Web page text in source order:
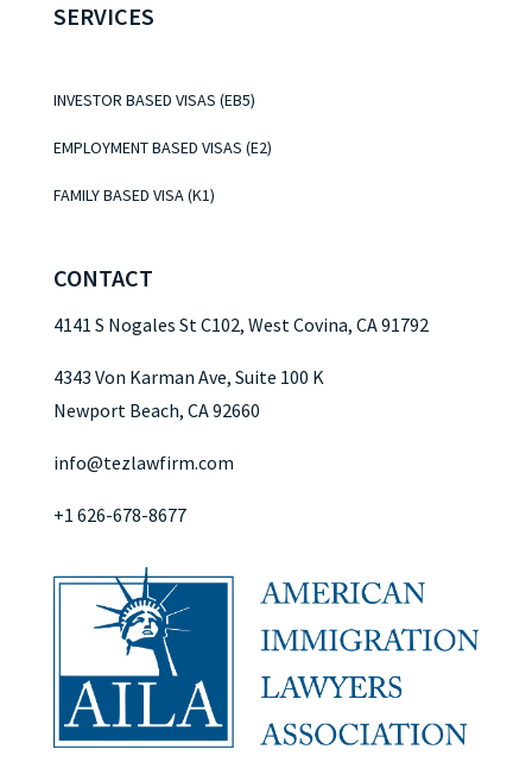
SERVICES
INVESTOR BASED VISAS (EB5)
EMPLOYMENT BASED VISAS (E2)
FAMILY BASED VISA (K1)
CONTACT
4141 S Nogales St C102, West Covina, CA 91792
4343 Von Karman Ave, Suite 100 K
Newport Beach, CA 92660
info@tezlawfirm.com
+1 626-678-8677